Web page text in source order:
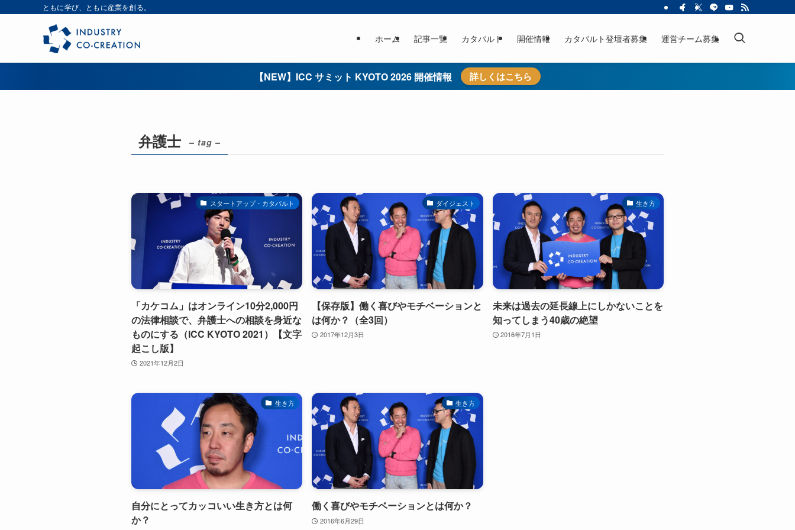
ともに学び、ともに産業を創る。
ホーム 記事一覧 カタパルト 開催情報 カタパルト登壇者募集 運営チーム募集
【NEW】ICC サミット KYOTO 2026 開催情報 詳しくはこちら
弁護士 – tag –
スタートアップ・カタパルト
「カケコム」はオンライン10分2,000円
の法律相談で、弁護士への相談を身近な
ものにする（ICC KYOTO 2021）【文字
起こし版】
2021年12月2日
ダイジェスト
【保存版】働く喜びやモチベーションと
は何か？（全3回）
2017年12月3日
生き方
未来は過去の延長線上にしかないことを
知ってしまう40歳の絶望
2016年7月1日
生き方
自分にとってカッコいい生き方とは何
か？
生き方
働く喜びやモチベーションとは何か？
2016年6月29日